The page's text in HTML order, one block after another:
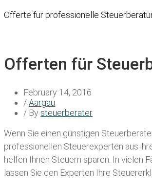
Offerte für professionelle
Offerten für
February 14, 2016
/Aargau
/ By steuerberater
Wenn Sie einen günstigen
professionellen Steuerexperten aus
helfen Ihnen Steuern sparen. In vielen
lassen Sie den Experten Ihre